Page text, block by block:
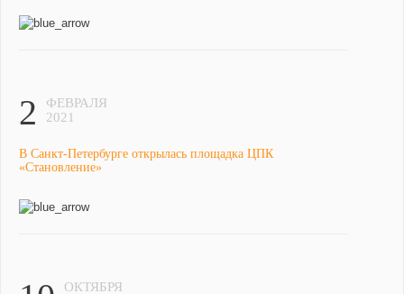
2
ФЕВРАЛЯ
2021
В Санкт-Петербурге открылась площадка ЦПК
«Становление»
ОКТЯБРЯ